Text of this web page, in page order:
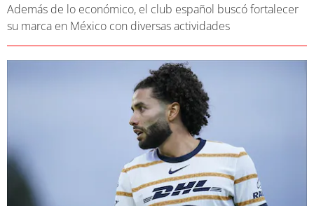
Además de lo económico, el club español buscó fortalecer
su marca en México con diversas actividades